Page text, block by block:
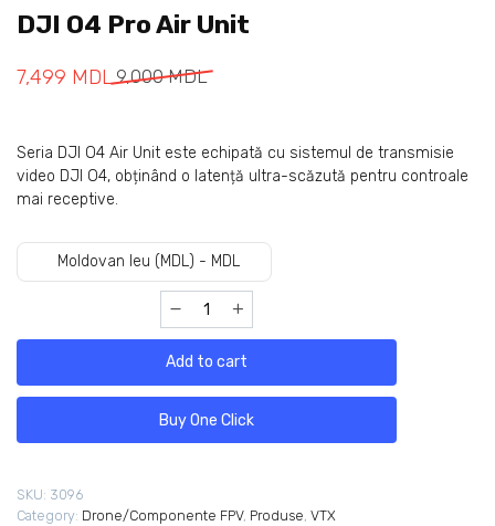
DJI O4 Pro Air Unit
9,000MDL
7,499 MDL
Seria DJI O4 Air Unit este echipată cu sistemul de transmisie
video DJI O4, obținând o latență ultra-scăzută pentru controale
mai receptive.
Moldovan leu (MDL) - MDL
Add to cart
Buy One Click
SKU: 3096
Category: Drone/Componente FPV, Produse, VTX